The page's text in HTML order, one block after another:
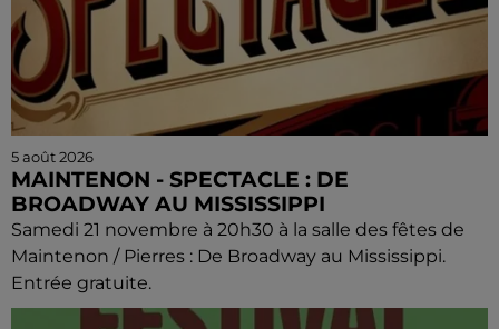
5 août 2026
MAINTENON - SPECTACLE : DE
BROADWAY AU MISSISSIPPI
Samedi 21 novembre à 20h30 à la salle des fêtes de
Maintenon / Pierres : De Broadway au Mississippi.
Entrée gratuite.